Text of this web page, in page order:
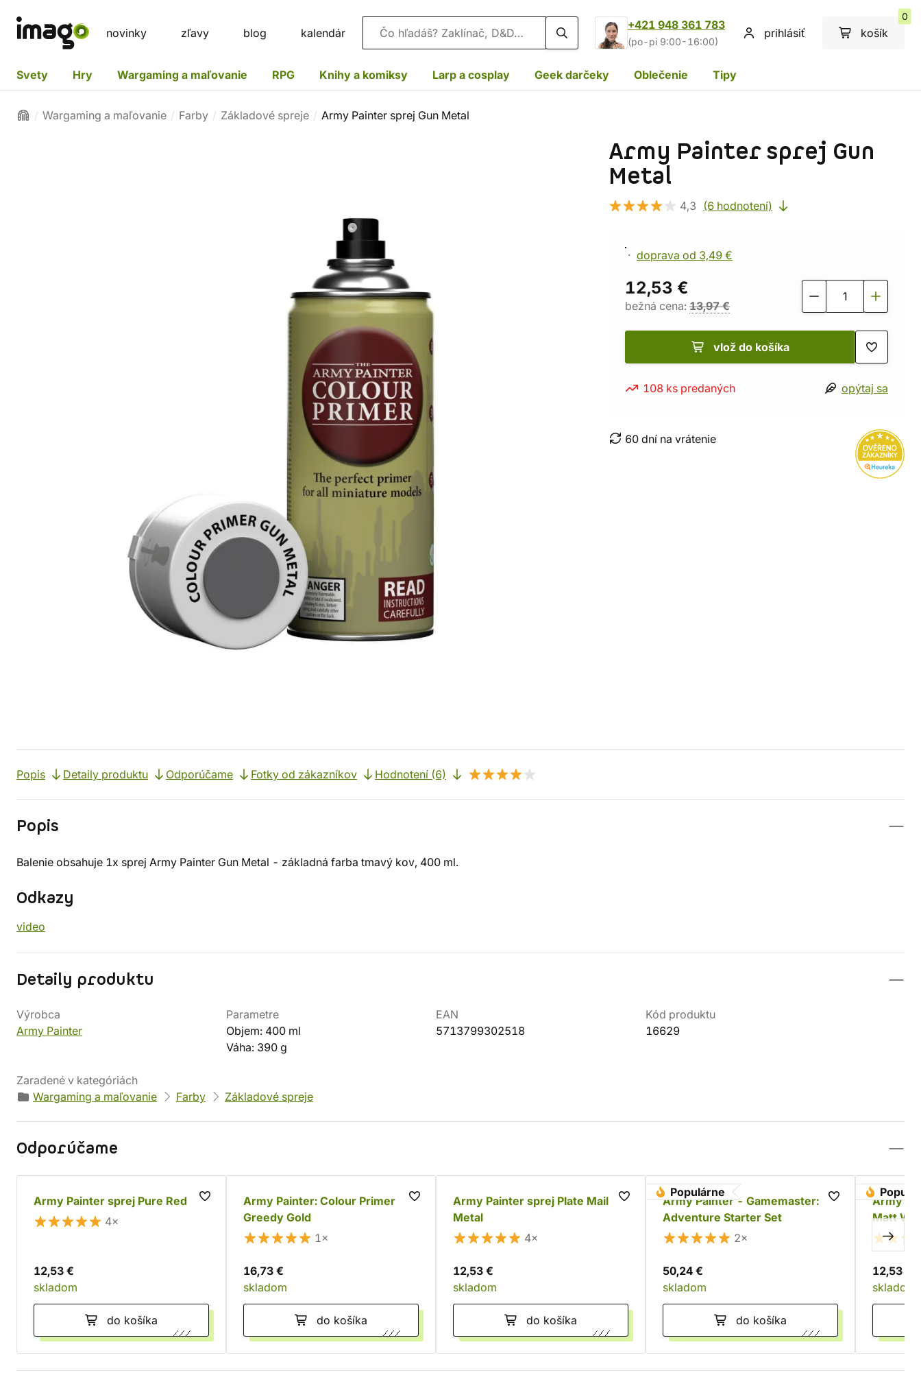
novinky zľavy blog kalendár Vyhľadávanie
+421 948 361 783
(po-pi 9:00-16:00)
prihlásiť košík
0
Svety Hry Wargaming a maľovanie RPG Knihy a komiksy Larp a cosplay Geek darčeky Oblečenie Tipy
Wargaming a maľovanie Farby Základové spreje Army Painter sprej Gun Metal
Army Painter sprej Gun
Metal
4,3 (6 hodnotení)
doprava od 3,49 €
12,53 €
bežná cena: 13,97 €
vlož do košíka
108 ks predaných opýtaj sa
60 dní na vrátenie
Popis Detaily produktu Odporúčame Fotky od zákazníkov Hodnotení (6)
Popis
Balenie obsahuje 1x sprej Army Painter Gun Metal - základná farba tmavý kov, 400 ml.
Odkazy
video
Detaily produktu
Výrobca
Army Painter
Parametre
Objem: 400 ml
Váha: 390 g
EAN
5713799302518
Kód produktu
16629
Zaradené v kategóriách
Wargaming a maľovanie
Farby Základové spreje
Odporúčame
Army Painter sprej Pure Red
4×
12,53 €
skladom
do košíka
Army Painter: Colour Primer
Greedy Gold
1×
16,73 €
skladom
do košíka
Army Painter sprej Plate Mail
Metal
4×
12,53 €
skladom
do košíka
Populárne
Army Painter - Gamemaster:
Adventure Starter Set
2×
50,24 €
skladom
do košíka
Army
Matt
12,53 €
skladom